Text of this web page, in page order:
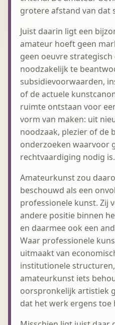
grotere afstand van dat
Juist daarin ligt een
amateur hoeft geen
geen oeuvre
noodzakelijk te
subsidievoorwaarden,
of de actuele
ruimte ontstaan voor
vorm van maken: uit
noodzaak, plezier of de
onderzoeken waarvoor
rechtvaardiging nodig is.
Amateurkunst zou
beschouwd als een
professionele kunst. Zij
andere positie binnen
en daarmee ook een
Waar professionele
uitmaakt van
institutionele
amateurkunst iets
oorspronkelijk artistiek
dat het werk ergens toe